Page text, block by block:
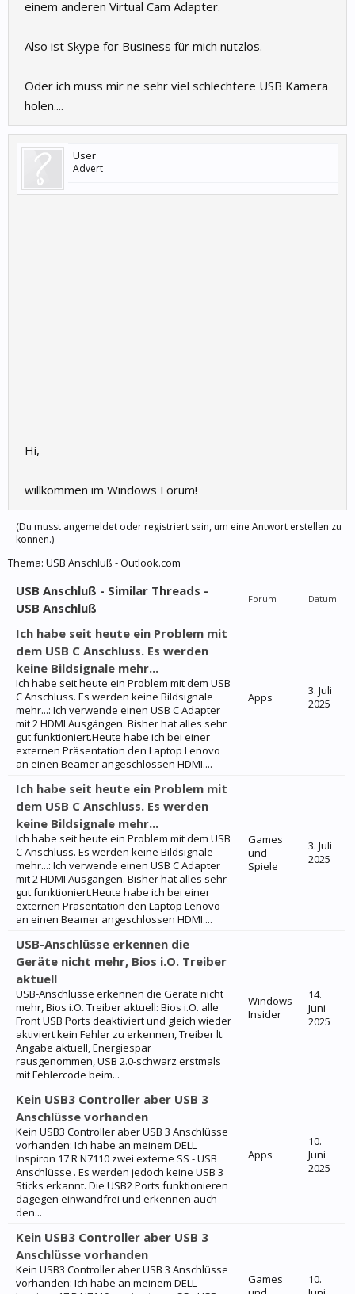
einem anderen Virtual Cam Adapter.
Also ist Skype for Business für mich nutzlos.
Oder ich muss mir ne sehr viel schlechtere USB Kamera
holen....
User
Advert
Hi,
willkommen im Windows Forum!
(Du musst angemeldet oder registriert sein, um eine Antwort erstellen zu
können.)
Thema: USB Anschluß - Outlook.com
USB Anschluß - Similar Threads -
USB Anschluß
Forum Datum
Ich habe seit heute ein Problem mit
dem USB C Anschluss. Es werden
keine Bildsignale mehr...
Ich habe seit heute ein Problem mit dem USB
C Anschluss. Es werden keine Bildsignale
mehr...: Ich verwende einen USB C Adapter
mit 2 HDMI Ausgängen. Bisher hat alles sehr
gut funktioniert.Heute habe ich bei einer
externen Präsentation den Laptop Lenovo
an einen Beamer angeschlossen HDMI....
Apps
3. Juli
2025
Ich habe seit heute ein Problem mit
dem USB C Anschluss. Es werden
keine Bildsignale mehr...
Ich habe seit heute ein Problem mit dem USB
C Anschluss. Es werden keine Bildsignale
mehr...: Ich verwende einen USB C Adapter
mit 2 HDMI Ausgängen. Bisher hat alles sehr
gut funktioniert.Heute habe ich bei einer
externen Präsentation den Laptop Lenovo
an einen Beamer angeschlossen HDMI....
Games
und
Spiele
3. Juli
2025
USB-Anschlüsse erkennen die
Geräte nicht mehr, Bios i.O. Treiber
aktuell
USB-Anschlüsse erkennen die Geräte nicht
mehr, Bios i.O. Treiber aktuell: Bios i.O. alle
Front USB Ports deaktiviert und gleich wieder
aktiviert kein Fehler zu erkennen, Treiber lt.
Angabe aktuell, Energiespar
rausgenommen, USB 2.0-schwarz erstmals
mit Fehlercode beim...
Windows
Insider
14.
Juni
2025
Kein USB3 Controller aber USB 3
Anschlüsse vorhanden
Kein USB3 Controller aber USB 3 Anschlüsse
vorhanden: Ich habe an meinem DELL
Inspiron 17 R N7110 zwei externe SS - USB
Anschlüsse . Es werden jedoch keine USB 3
Sticks erkannt. Die USB2 Ports funktionieren
dagegen einwandfrei und erkennen auch
den...
Apps
10.
Juni
2025
Kein USB3 Controller aber USB 3
Anschlüsse vorhanden
Kein USB3 Controller aber USB 3 Anschlüsse
vorhanden: Ich habe an meinem DELL
Games
10.